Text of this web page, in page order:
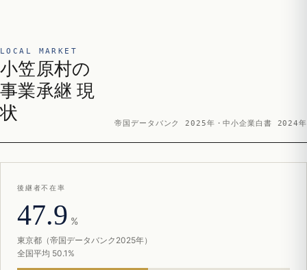
LOCAL MARKET
小笠原村の
事業承継 現
状
帝国データバンク 2025年・中小企業白書 2024年
後継者不在率
47.9 %
東京都（帝国データバンク2025年）
全国平均 50.1%